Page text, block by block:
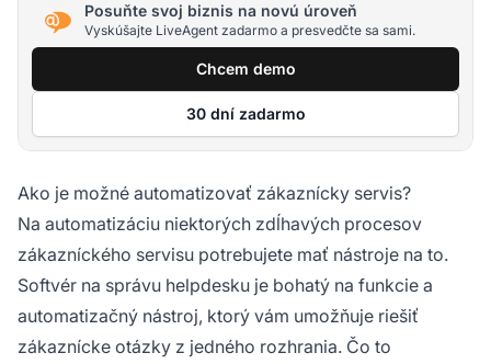
Posuňte svoj biznis na novú úroveň
Vyskúšajte LiveAgent zadarmo a presvedčte sa sami.
Chcem demo
30 dní zadarmo
Ako je možné automatizovať zákaznícky servis?
Na automatizáciu niektorých zdĺhavých procesov
zákazníckého servisu potrebujete mať nástroje na to.
Softvér na správu helpdesku je bohatý na funkcie a
automatizačný nástroj, ktorý vám umožňuje riešiť
zákaznícke otázky z jedného rozhrania. Čo to